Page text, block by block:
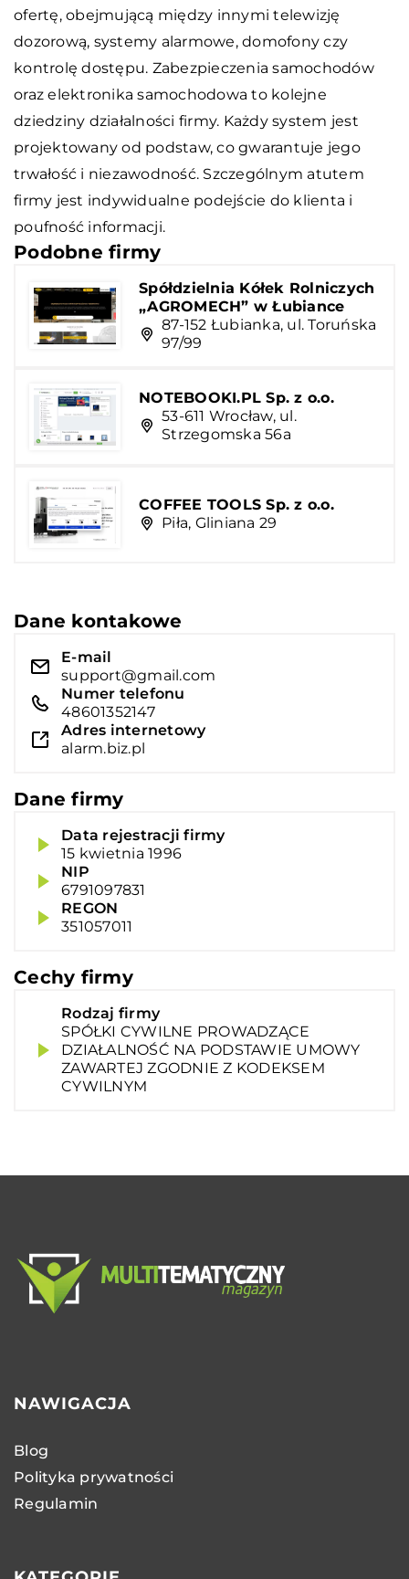
ofertę, obejmującą między innymi telewizję
dozorową, systemy alarmowe, domofony czy
kontrolę dostępu. Zabezpieczenia samochodów
oraz elektronika samochodowa to kolejne
dziedziny działalności firmy. Każdy system jest
projektowany od podstaw, co gwarantuje jego
trwałość i niezawodność. Szczególnym atutem
firmy jest indywidualne podejście do klienta i
poufność informacji.
Podobne firmy
Spółdzielnia Kółek Rolniczych
„AGROMECH” w Łubiance
87-152 Łubianka, ul. Toruńska
97/99
NOTEBOOKI.PL Sp. z o.o.
53-611 Wrocław, ul.
Strzegomska 56a
COFFEE TOOLS Sp. z o.o.
Piła, Gliniana 29
Dane kontakowe
E-mail
support@gmail.com
Numer telefonu
48601352147
Adres internetowy
alarm.biz.pl
Dane firmy
Data rejestracji firmy
15 kwietnia 1996
NIP
6791097831
REGON
351057011
Cechy firmy
Rodzaj firmy
SPÓŁKI CYWILNE PROWADZĄCE
DZIAŁALNOŚĆ NA PODSTAWIE UMOWY
ZAWARTEJ ZGODNIE Z KODEKSEM
CYWILNYM
NAWIGACJA
Blog
Polityka prywatności
Regulamin